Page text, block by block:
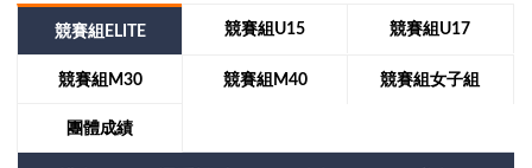
競賽組ELITE 競賽組U15 競賽組U17
競賽組M30 競賽組M40 競賽組女子組
團體成績
Close